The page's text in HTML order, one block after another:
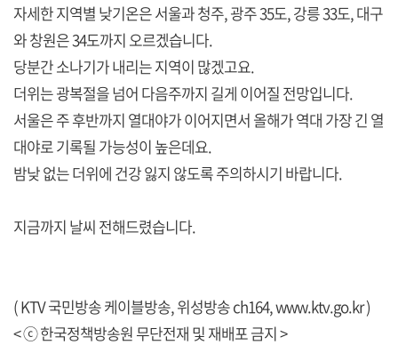
자세한 지역별 낮기온은 서울과 청주, 광주 35도, 강릉 33도, 대구
와 창원은 34도까지 오르겠습니다.
당분간 소나기가 내리는 지역이 많겠고요.
더위는 광복절을 넘어 다음주까지 길게 이어질 전망입니다.
서울은 주 후반까지 열대야가 이어지면서 올해가 역대 가장 긴 열
대야로 기록될 가능성이 높은데요.
밤낮 없는 더위에 건강 잃지 않도록 주의하시기 바랍니다.
지금까지 날씨 전해드렸습니다.
( KTV 국민방송 케이블방송, 위성방송 ch164,www.ktv.go.kr)
< ⓒ 한국정책방송원 무단전재 및 재배포 금지 >